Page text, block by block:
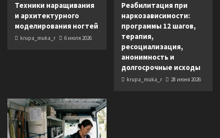
Техники наращивания
и архитектурного
моделирования ногтей
krupa_muka_r 6 июля 2026
Реабилитация при
наркозависимости:
программы 12 шагов,
терапия,
ресоциализация,
анонимность и
долгосрочные исходы
krupa_muka_r 28 июня 2026